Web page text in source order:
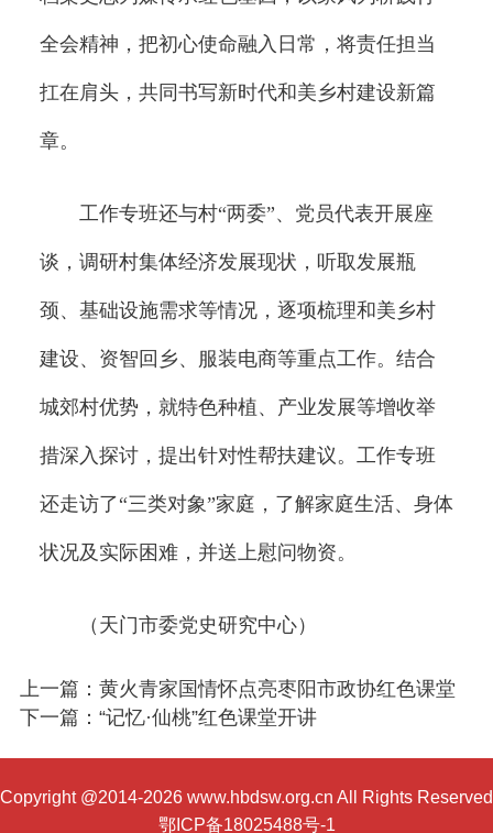
全会精神，把初心使命融入日常，将责任担当
扛在肩头，共同书写新时代和美乡村建设新篇
章。
工作专班还与村“两委”、党员代表开展座
谈，调研村集体经济发展现状，听取发展瓶
颈、基础设施需求等情况，逐项梳理和美乡村
建设、资智回乡、服装电商等重点工作。结合
城郊村优势，就特色种植、产业发展等增收举
措深入探讨，提出针对性帮扶建议。工作专班
还走访了“三类对象”家庭，了解家庭生活、身体
状况及实际困难，并送上慰问物资。
（天门市委党史研究中心）
上一篇：黄火青家国情怀点亮枣阳市政协红色课堂
下一篇：“记忆·仙桃”红色课堂开讲
Copyright @2014-2026 www.hbdsw.org.cn All Rights Reserved
鄂ICP备18025488号-1